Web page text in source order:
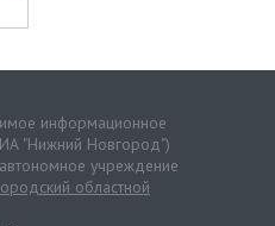
информационное
"Нижний Новгород")
учреждение
областной